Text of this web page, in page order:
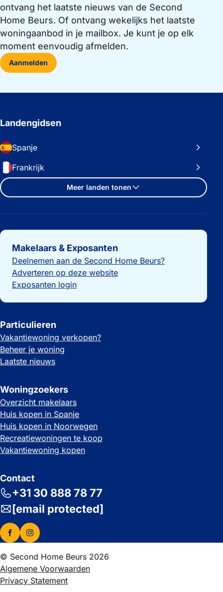
ontvang het laatste nieuws van de Second
Home Beurs. Of ontvang wekelijks het laatste
woningaanbod in je mailbox. Je kunt je op elk
moment eenvoudig afmelden.
Aanmelden
Landengidsen
Spanje
Frankrijk
Meer landen tonen
Belangrijke links
Makelaars & Exposanten
Deelnemen aan de Second Home Beurs?
Adverteren op deze website
Exposanten login
Particulieren
Vakantiewoning verkopen?
Beheer je woning
Laatste nieuws
Woningzoekers
Overzicht makelaars
Huis kopen in Spanje
Huis kopen in Noorwegen
Recreatiewoningen te koop
Vakantiewoning kopen
Contact
+31 30 888 78 77
[email protected]
© Second Home Beurs 2026
Algemene Voorwaarden
Privacy Statement